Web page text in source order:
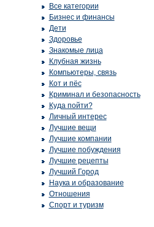
Все категории
Бизнес и финансы
Дети
Здоровье
Знакомые лица
Клубная жизнь
Компьютеры, связь
Кот и пёс
Криминал и безопасность
Куда пойти?
Личный интерес
Лучшие вещи
Лучшие компании
Лучшие побуждения
Лучшие рецепты
Лучший Город
Наука и образование
Отношения
Спорт и туризм